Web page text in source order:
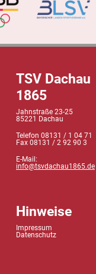
TSV Dachau
1865
Jahnstraße 23-25
85221 Dachau
Telefon 08131 / 1 04 71
Fax 08131 / 2 92 90 3
E-Mail:
info@tsvdachau1865.de
Hinweise
Impressum
Datenschutz